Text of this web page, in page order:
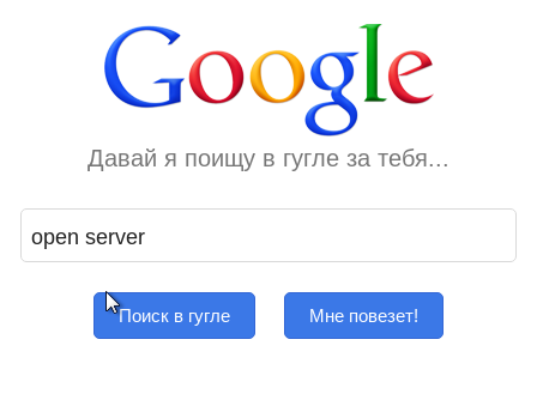
Давай я поищу в гугле за тебя...
Поиск в гугле Мне повезет!